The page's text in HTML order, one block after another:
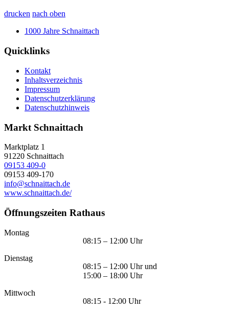
drucken nach oben
1000 Jahre Schnaittach
Quicklinks
Kontakt
Inhaltsverzeichnis
Impressum
Datenschutzerklärung
Datenschutzhinweis
Markt Schnaittach
Marktplatz 1
91220 Schnaittach
09153 409-0
09153 409-170
info@schnaittach.de
www.schnaittach.de/
Öffnungszeiten Rathaus
Montag
08:15 – 12:00 Uhr
Dienstag
08:15 – 12:00 Uhr und
15:00 – 18:00 Uhr
Mittwoch
08:15 - 12:00 Uhr